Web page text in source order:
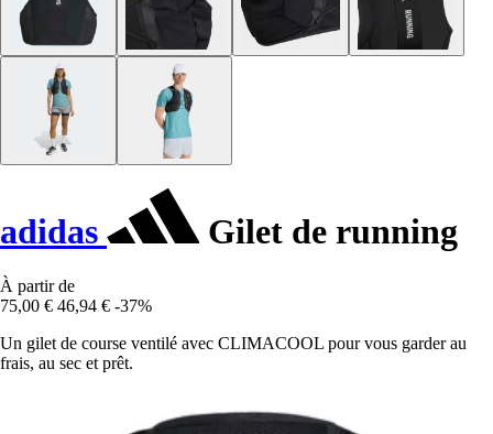
adidas Gilet de running
À partir de
75,00 € 46,94 € -37%
Un gilet de course ventilé avec CLIMACOOL pour vous garder au
frais, au sec et prêt.